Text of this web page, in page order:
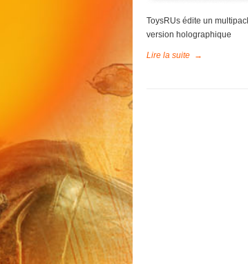
ToysRUs édite un
version holographique
Lire la suite →